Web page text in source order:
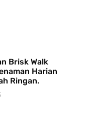
Brisk Walk
Harian
Ringan.